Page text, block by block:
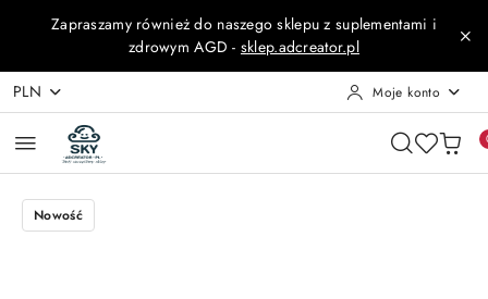
Przejdź do treści głównej
Przejdź do wyszukiwarki
Przejdź do moje konto
Przejdź do menu głównego
Przejdź do opisu produktu
Przejdź do stopki
Zapraszamy również do naszego sklepu z suplementami i
zdrowym AGD - sklep.adcreator.pl
PLN Moje konto
Nowość